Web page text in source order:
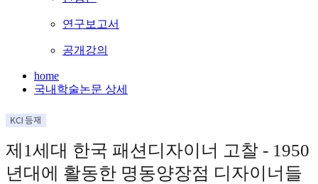
연구보고서
공개강의
home
국내학술논문 상세
제1세대 한국 패션디자이너 고찰 - 1950
년대에 활동한 명동양장점 디자이너들